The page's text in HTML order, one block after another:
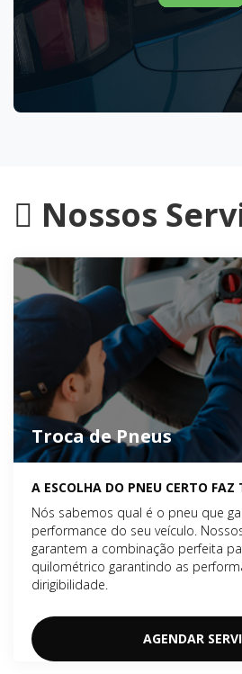
Nossos
Troca de Pneus
A ESCOLHA DO PNEU CERTO FAZ
Nós sabemos qual é o pneu que
performance do seu veículo.
garantem a combinação perfeita
quilométrico garantindo as
dirigibilidade.
AGENDAR